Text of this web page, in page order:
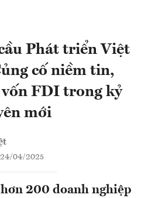
Phát triển Việt
cố niềm tin,
FDI trong kỷ
mới​
04/2025
200 doanh nghiệp